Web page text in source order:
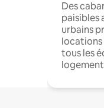
Des
paisibles
urbains
tous les